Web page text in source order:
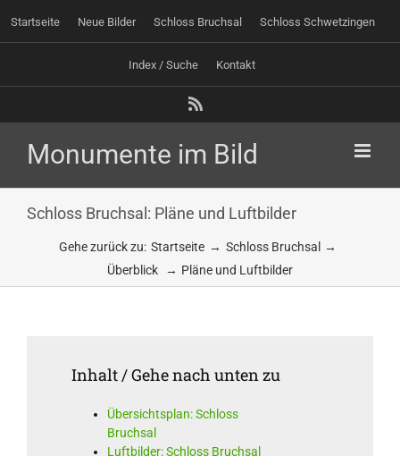
Inhalt
springen
Startseite Neue Bilder Schloss Bruchsal Schloss Schwetzingen
Index / Suche Kontakt
Schloss Bruchsal: Pläne und Luftbilder
Gehe zurück zu: Startseite
Schloss Bruchsal
Überblick
Pläne und Luftbilder
Inhalt / Gehe nach unten zu
Übersichtsplan: Schloss
Bruchsal
Luftbilder: Schloss Bruchsal